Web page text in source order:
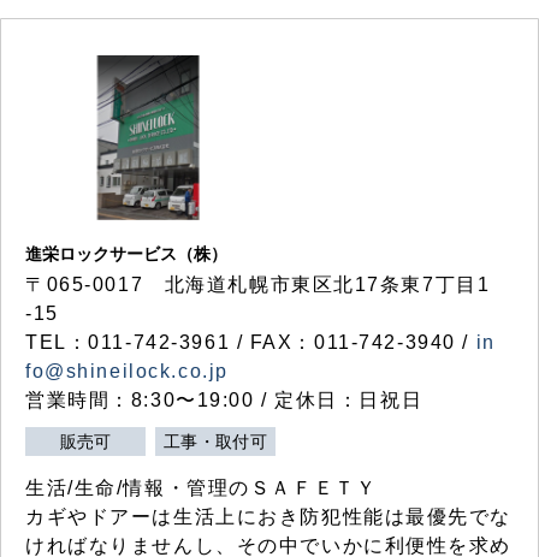
進栄ロックサービス（株）
〒065-0017 北海道札幌市東区北17条東7丁目1
-15
TEL：011-742-3961 / FAX：011-742-3940 / in
fo@shineilock.co.jp
営業時間：8:30〜19:00 / 定休日：日祝日
販売可 工事・取付可
生活/生命/情報・管理のＳＡＦＥＴＹ
カギやドアーは生活上におき防犯性能は最優先でな
ければなりませんし、その中でいかに利便性を求め